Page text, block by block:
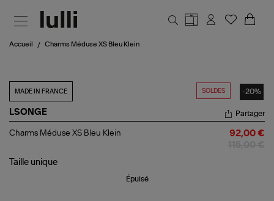
Accueil Charms Méduse XS Bleu Klein
SOLDES -20%
MADE IN FRANCE
LSONGE
Charms
Bleu
Partager
Charms Méduse XS Bleu Klein 92,00 €
Taille unique
Épuisé